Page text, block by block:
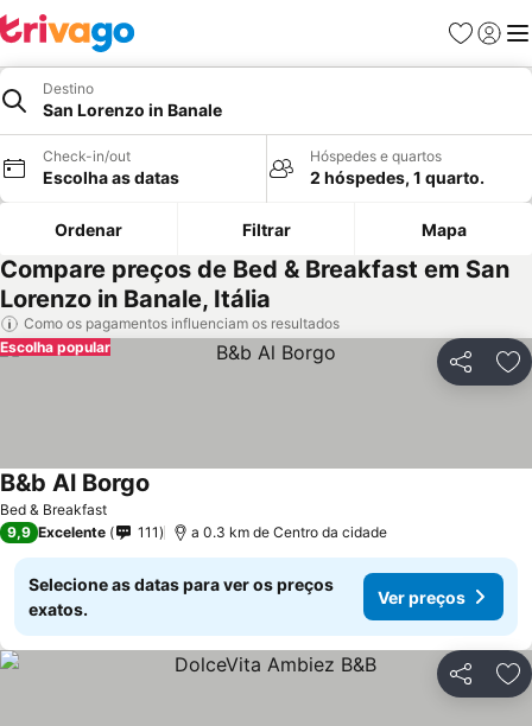
Favoritos
Iniciar
Destino
San Lorenzo in Banale
Check-in/out
Escolha as datas
Hóspedes e quartos
2 hóspedes, 1 quarto.
Ordenar Filtrar Mapa
Compare preços de Bed & Breakfast em San
Lorenzo in Banale, Itália
Como os pagamentos influenciam os resultados
Partilhar
Escolha popular
Bed & Breakfast
B&b Al Borgo
9,9 Excelente 111 a 0.3 km de Centro da cidade
Selecione as datas para ver os preços
exatos.
Ver preços
Partilhar